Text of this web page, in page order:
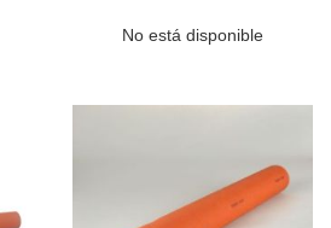
No está disponible